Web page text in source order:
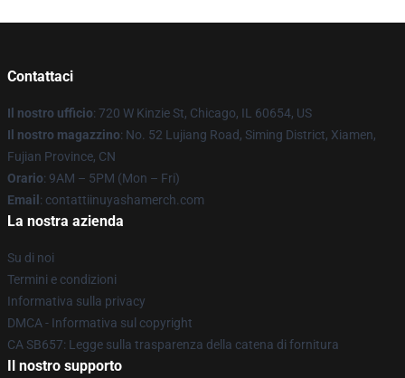
Contattaci
Il nostro ufficio: 720 W Kinzie St, Chicago, IL 60654, US
Il nostro magazzino: No. 52 Lujiang Road, Siming District, Xiamen,
Fujian Province, CN
Orario: 9AM – 5PM (Mon – Fri)
Email : contattiinuyashamerch.com
La nostra azienda
Su di noi
Termini e condizioni
Informativa sulla privacy
DMCA - Informativa sul copyright
CA SB657: Legge sulla trasparenza della catena di fornitura
Il nostro supporto